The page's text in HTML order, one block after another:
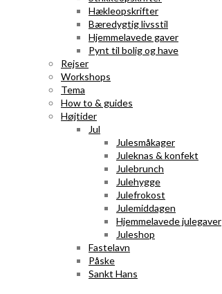
Hækleopskrifter
Bæredygtig livsstil
Hjemmelavede gaver
Pynt til bolig og have
Rejser
Workshops
Tema
How to & guides
Højtider
Jul
Julesmåkager
Juleknas & konfekt
Julebrunch
Julehygge
Julefrokost
Julemiddagen
Hjemmelavede julegaver
Juleshop
Fastelavn
Påske
Sankt Hans